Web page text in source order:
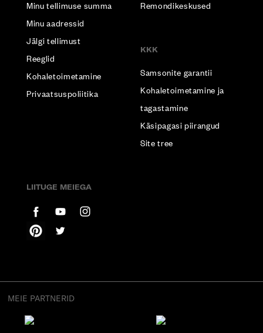
Minu tellimuse summa
Minu aadressid
Jälgi tellimust
Reeglid
Kohaletoimetamine
Privaatsuspoliitika
Remondikeskused
KKK
Samsonite garantii
Kohaletoimetamine ja
tagastamine
Käsipagasi piirangud
Site tree
LIITUGE MEIEGA
MEIE PARTNERID